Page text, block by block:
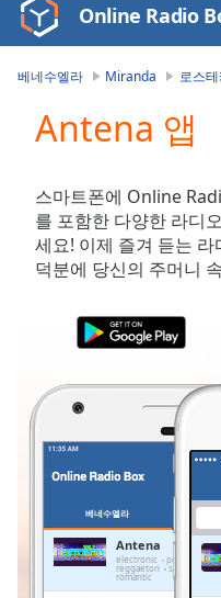
Video
Player
Play
Video
Skip
Backward
Skip
Forward
Mute
0:00
Loaded:
0.00%
Stream
LIVE
currently
behind
LIVE
Online Radio
베네수엘라 Miranda 로스
Antena 앱
스마트폰에 Online
를 포함한 다양한 라디
세요! 이제 즐겨 듣는
덕분에 당신의 주머니
베네수엘라
Antena
electronic pop techno
reggaeton salsa
romantic